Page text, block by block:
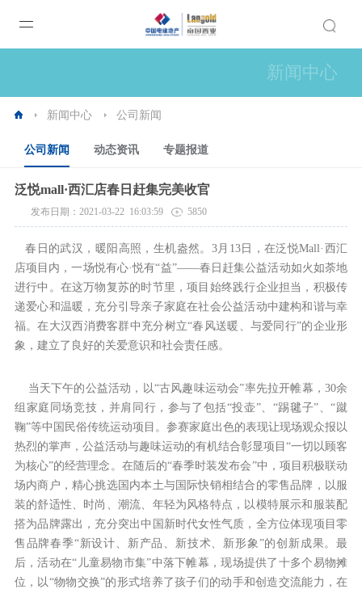
新闻中心
新闻中心 公司新闻
公司新闻 动态资讯 专题报道
泛悦mall·西汇店春日赶集完美收官
发布日期：2021-03-22 16:03:59 5850
春日的武汉，暖阳高照，生机盎然。3月13日，在泛悦Mall·西汇
店项目内，一场悦有心·悦有“益”——春日赶集公益活动如火如荼地
进行中。在这万物复苏的时节里，项目始终践行企业担当，积极传
递爱心和温暖，充分引导亲子家庭在社会公益活动中建构和谐与幸
福。在大汉西消费客群中充分树立“春风送暖、与爱同行”的企业形
象，建立了良好的关爱意识和社会责任感。
当天下午的公益活动，以“古风趣味运动会”率先拉开帷幕，30余
组家庭同场竞技，并肩同行，参与了包括“投壶”、“踢毽子”、“蹴
鞠”等中国民俗传统运动项目。参赛家庭出色的表现让现场观众报以
热烈的掌声，公益活动与趣味运动的有机结合彰显项目“一切以顾客
为核心”的经营理念。在随后的“春季时装发布会”中，项目积极联动
场内商户，精心挑选国内本土与国际快销相结合的零售品牌，以服
装的舒适性、时尚、潮流、年轻为风格特点，以模特展示和服装配
搭为品牌露出，充分突出中国新时代女性气质，全方位体现项目零
售品牌春季“新设计、新产品、新技术、新形象”的创新成果。最
后，活动在“儿童易物市集”中落下帷幕，现场提供了十多个易物摊
位，以“物物交换”的形式培养了孩子们的动手和创造交流能力，在